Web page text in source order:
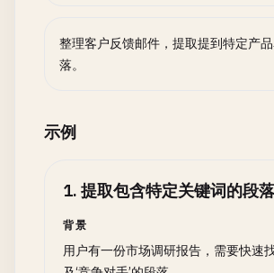
整理客户反馈邮件，提取提到特定产
落。
示例
1. 提取包含特定关键词的段落
背景
用户有一份市场调研报告，需要快速